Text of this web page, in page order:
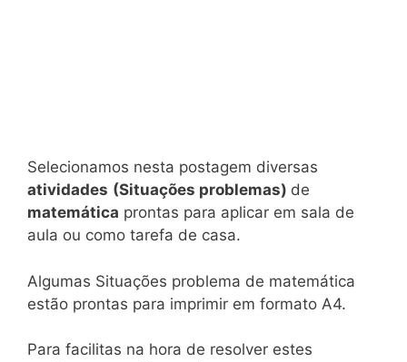
Selecionamos nesta postagem diversas
atividades (Situações problemas) de
matemática prontas para aplicar em sala de
aula ou como tarefa de casa.
Algumas Situações problema de matemática
estão prontas para imprimir em formato A4.
Para facilitas na hora de resolver estes